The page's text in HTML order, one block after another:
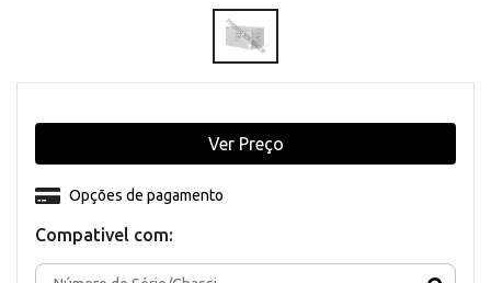
Compativel com:
Opções de pagamento
Ver Preço